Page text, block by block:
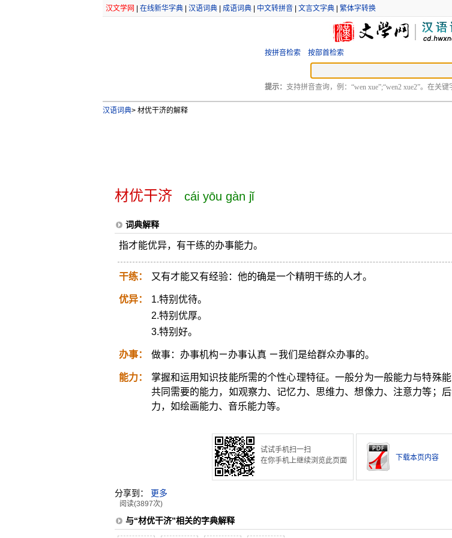
汉文学网 在线新华字典| 汉语词典| 成语词典| 中文转拼音| 文言文字典| 繁体字转换
按拼音检索 按部首检索
提示： 支持拼音查询，例：“wen xue”;“wen2 xue2”。在关
汉语词典>材优干济的解释
材优干济 cái yōu gàn jǐ
词典解释
指才能优异，有干练的办事能力。
干练： 又有才能又有经验：他的确是一个精明干练的人才。
优异：
1.特别优待。
2.特别优厚。
3.特别好。
办事： 做事：办事机构ㄧ办事认真 ㄧ我们是给群众办事的。
能力：
掌握和运用知识技能所需的个性心理特征。一般分为一般能力与特殊
共同需要的能力，如观察力、记忆力、思维力、想像力、注意力等；
力，如绘画能力、音乐能力等。
试试手机扫一扫
在你手机上继续浏览此页面
下载本页内容
分享到： 更多
阅读(3897次)
与“材优干济”相关的字典解释